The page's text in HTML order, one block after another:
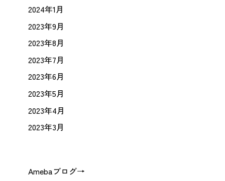
2024年1月
2023年9月
2023年8月
2023年7月
2023年6月
2023年5月
2023年4月
2023年3月
Amebaブログ→